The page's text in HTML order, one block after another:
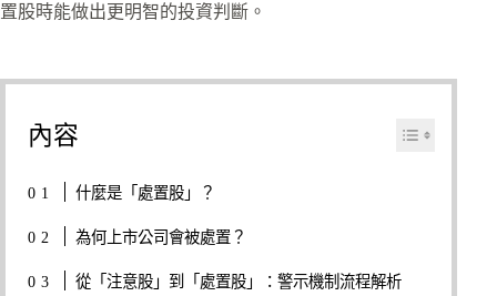
置股時能做出更明智的投資判斷。
內容
什麼是「處置股」？
為何上市公司會被處置？
從「注意股」到「處置股」：警示機制流程解析